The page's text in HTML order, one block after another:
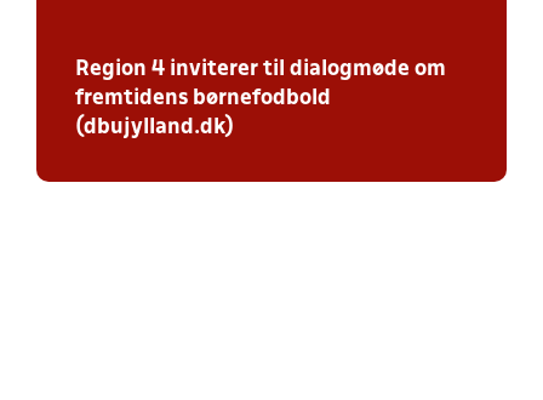
Region 4 inviterer til dialogmøde om
fremtidens børnefodbold
(dbujylland.dk)